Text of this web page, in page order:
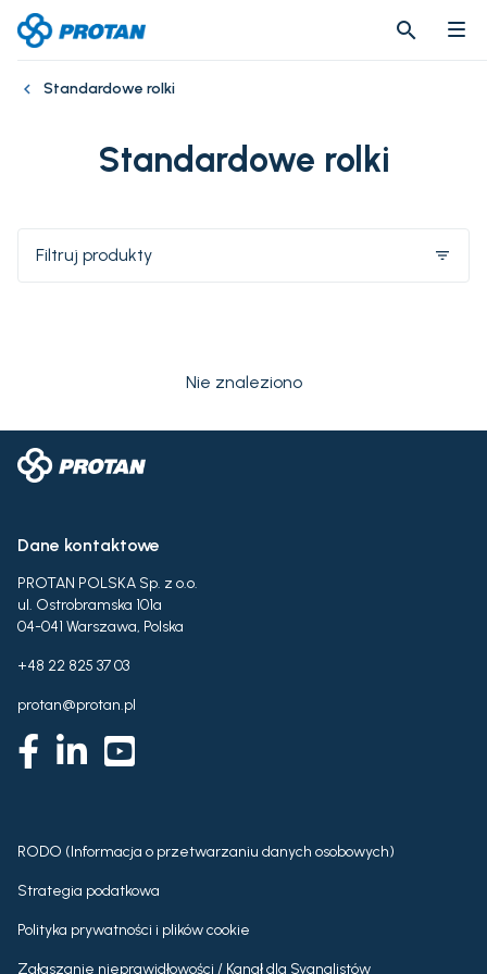
search
search
Standardowe rolki
Standardowe rolki
Filtruj produkty filter_list
Nie znaleziono
Dane kontaktowe
PROTAN POLSKA Sp. z o.o.
ul. Ostrobramska 101a
04-041 Warszawa, Polska
+48 22 825 37 03
protan@protan.pl
RODO (Informacja o przetwarzaniu danych osobowych)
Strategia podatkowa
Polityka prywatności i plików cookie
Zgłaszanie nieprawidłowości / Kanał dla Sygnalistów